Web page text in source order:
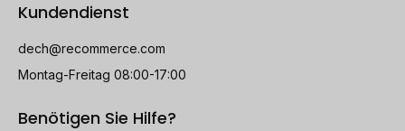
Kundendienst
dech@recommerce.com
Montag-Freitag 08:00-17:00
Benötigen Sie Hilfe?